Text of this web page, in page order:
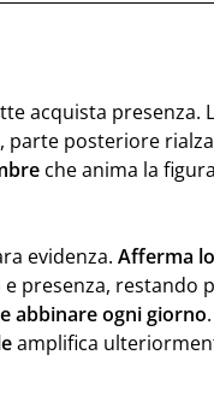
acquista presenza.
parte posteriore
che anima la
evidenza. Afferma
presenza, restando
abbinare ogni giorno
amplifica